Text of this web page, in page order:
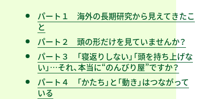
パート１ 海外の長期研究から見えてきたこ
と
パート２ 頭の形だけを見ていませんか？
パート３ 「寝返りしない」「頭を持ち上げな
い」…それ、本当に“のんびり屋”ですか？
パート４ 「かたち」と「動き」はつながって
いる